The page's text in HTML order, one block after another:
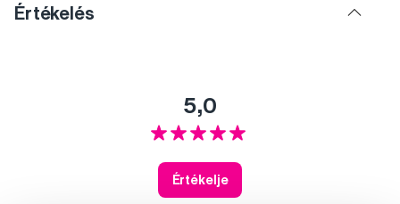
Értékelés
5,0
Értékelje